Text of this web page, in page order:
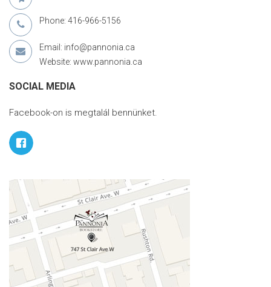
Phone: 416-966-5156
Email: info@pannonia.ca
Website: www.pannonia.ca
SOCIAL MEDIA
Facebook-on is megtalál bennünket.